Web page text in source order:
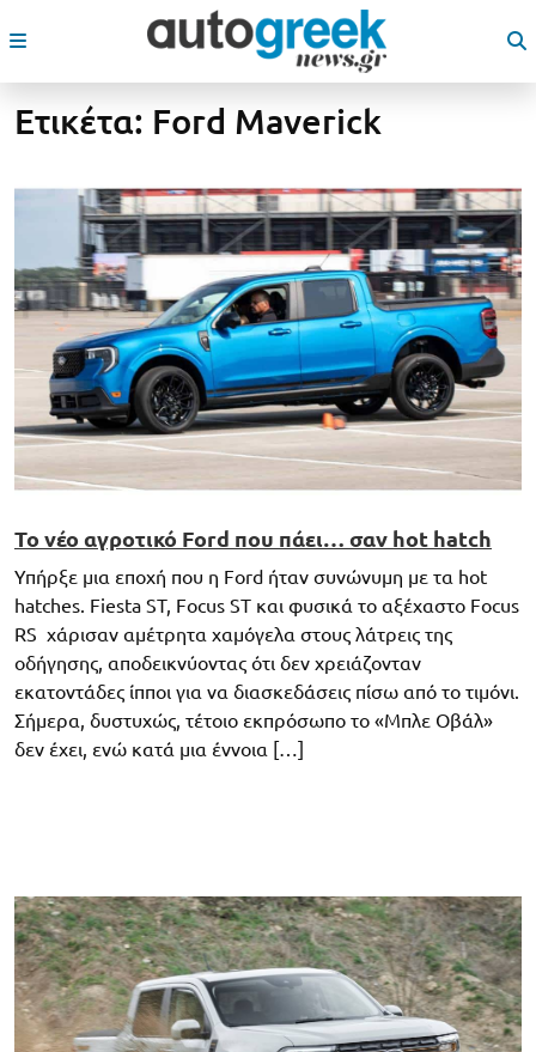
Ετικέτα: Ford Maverick
Το νέο αγροτικό Ford που πάει… σαν hot hatch
Υπήρξε μια εποχή που η Ford ήταν συνώνυμη με τα hot
hatches. Fiesta ST, Focus ST και φυσικά το αξέχαστο Focus
RS χάρισαν αμέτρητα χαμόγελα στους λάτρεις της
οδήγησης, αποδεικνύοντας ότι δεν χρειάζονταν
εκατοντάδες ίπποι για να διασκεδάσεις πίσω από το τιμόνι.
Σήμερα, δυστυχώς, τέτοιο εκπρόσωπο το «Μπλε Οβάλ»
δεν έχει, ενώ κατά μια έννοια […]